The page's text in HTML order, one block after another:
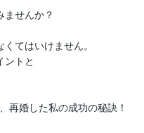
ませんか？
てはいけません。
ントと
再婚した私の成功の秘訣！